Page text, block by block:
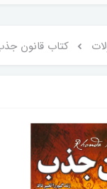
کتاب قانون